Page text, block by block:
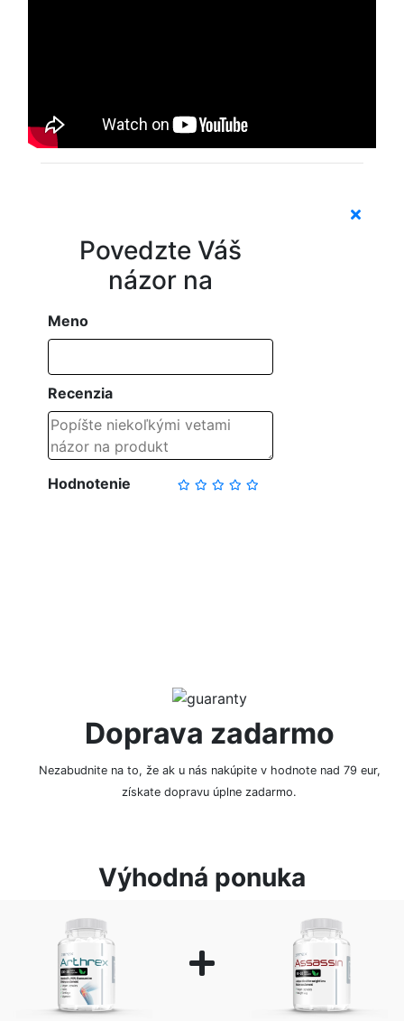
Povedzte Váš
názor na
Meno
Recenzia
Hodnotenie
Doprava zadarmo
Nezabudnite na to, že ak u nás nakúpite v hodnote nad 79 eur,
získate dopravu úplne zadarmo.
Výhodná ponuka